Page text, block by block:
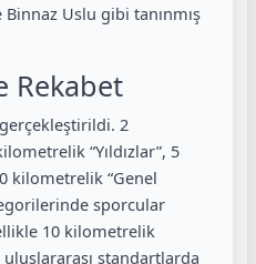
Binnaz Uslu gibi tanınmış
Rekabet
2
“Yıldızlar”, 5
kilometrelik “Genel
sporcular
10 kilometrelik
standartlarda